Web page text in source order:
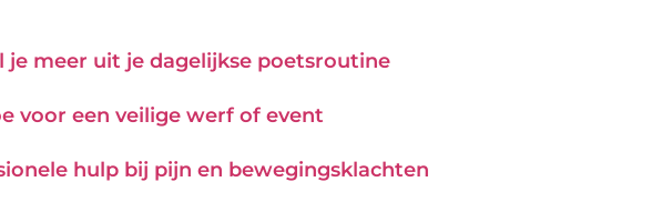
je meer uit je dagelijkse poetsroutine
voor een veilige werf of event
hulp bij pijn en bewegingsklachten